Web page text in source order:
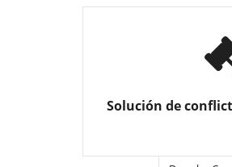
Solución de